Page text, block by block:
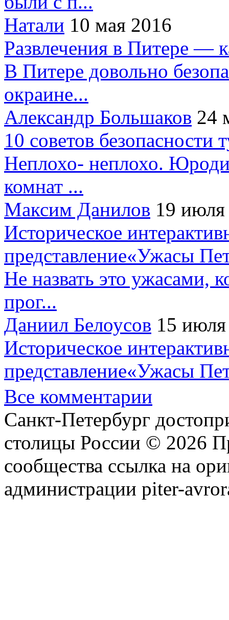
Натали 10 мая 2016
Развлечения в Питере —
В Питере довольно
окраине...
Александр Большаков 24
10 советов безопасности
Неплохо- неплохо.
комнат ...
Максим Данилов 19
Историческое
представление«Ужасы
Не назвать это ужасами,
прог...
Даниил Белоусов 15
Историческое
представление«Ужасы
Все комментарии
Санкт-Петербург
столицы России © 2026
сообщества ссылка на
администрации piter-